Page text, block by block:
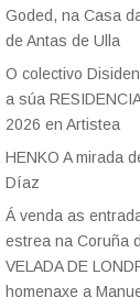
Goded, na Casa
de Antas de Ulla
O colectivo
a súa
2026 en Artistea
HENKO A mirada
Díaz
Á venda as
estrea na Coruña
VELADA DE
homenaxe a